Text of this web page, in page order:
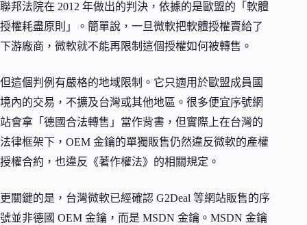
聯邦法院在 2012 年做出的判決，依據的是歐盟的「軟體
授權耗盡原則」。簡單說，一旦微軟把軟體授權賣給了
下游廠商，微軟就不能再限制這個授權如何被轉售。
但這個判例有嚴格的地域限制。它只適用於歐盟成員國
境內的交易，不擴及台灣或其他地區。很多便宜序號網
站會拿「德國合法轉售」當作背書，但實際上在台灣的
法律框架下，OEM 金鑰的單獨販售仍然違反微軟的產權
授權合約，也違反《著作權法》的相關規定。
更關鍵的是，台灣微軟已經確認 G2Deal 等網站販售的序
號並非德國 OEM 金鑰，而是 MSDN 金鑰。MSDN 金鑰